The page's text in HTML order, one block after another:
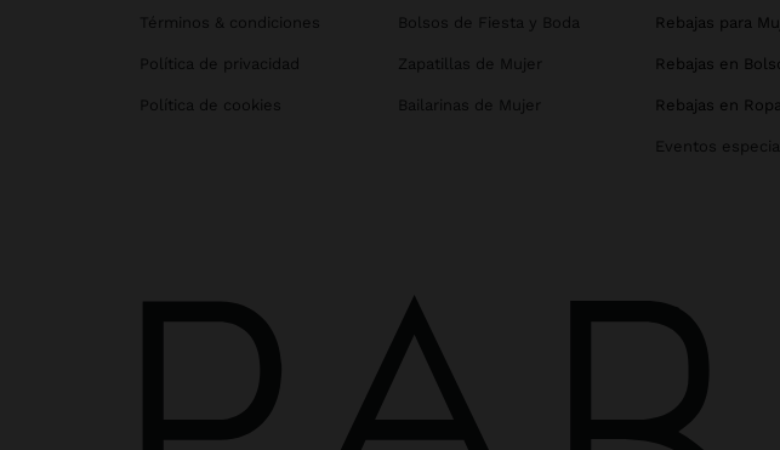
Términos & condiciones
Política de privacidad
Política de cookies
Bolsos de Fiesta y Boda
Zapatillas de Mujer
Bailarinas de Mujer
Rebajas para
Rebajas en
Rebajas en
Eventos